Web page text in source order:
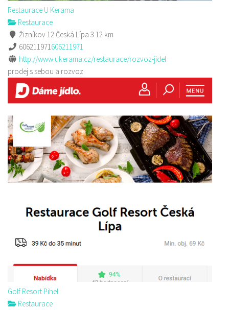
Restaurace U Kerama
Restaurace
Žizníkov 12 Česká Lípa 3.12 km
606211971606211971
http://www.ukerama.cz/restaurace/rozvoz-jidel
prodej s sebou a rozvoz
Golf Resort Pihel
Restaurace